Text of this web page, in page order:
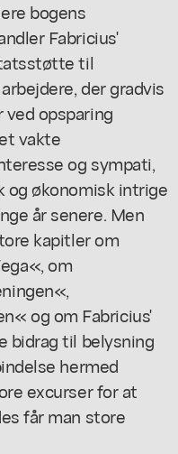
bogens
Fabricius'
til
der gradvis
opsparing
vakte
og sympati,
og økonomisk intrige
år senere. Men
kapitler om
om
og om Fabricius'
bidrag til belysning
hermed
excurser for at
får man store